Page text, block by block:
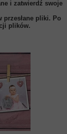
i zatwierdź swoje
przesłane pliki. Po
plików.